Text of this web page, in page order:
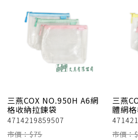
三燕COX NO.950H A6網
格收納拉鍊袋
4714219859507
市價：$75
三燕
體網
市價：$